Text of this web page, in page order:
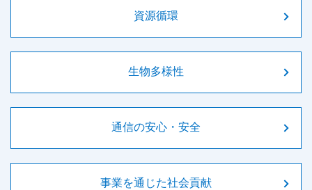
資源循環
生物多様性
通信の安心・安全
事業を通じた社会貢献